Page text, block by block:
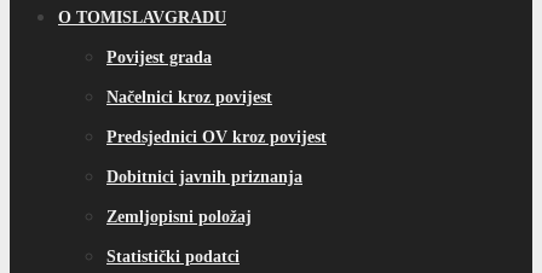
O TOMISLAVGRADU
Povijest grada
Načelnici kroz povijest
Predsjednici OV kroz povijest
Dobitnici javnih priznanja
Zemljopisni položaj
Statistički podatci